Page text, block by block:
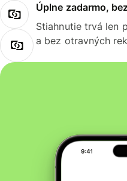
Úplne zadarmo,
Stiahnutie trvá len
a bez otravných